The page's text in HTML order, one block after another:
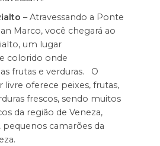
– Atravessando a Ponte
Marco, você chegará ao
um lugar
colorido onde
frutas e verduras. O
livre oferece peixes, frutas,
frescos, sendo muitos
da região de Veneza,
camarões da